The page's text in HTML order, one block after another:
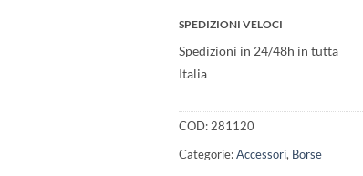
SPEDIZIONI VELOCI
Spedizioni in 24/48h in tutta
Italia
COD: 281120
Categorie:Accessori, Borse